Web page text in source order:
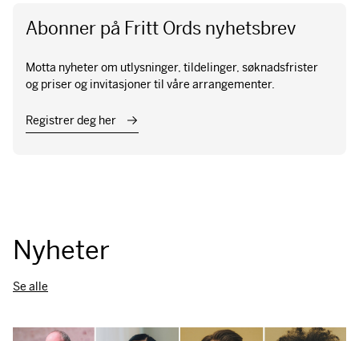
Abonner på Fritt Ords nyhetsbrev
Motta nyheter om utlysninger, tildelinger, søknadsfrister
og priser og invitasjoner til våre arrangementer.
Registrer deg her
Nyheter
Se alle